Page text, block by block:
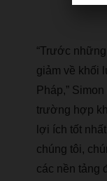
“Trước nhữ
giảm về khối l
Pháp,”Simon
trường hợp
ợi ích tốt nhấ
chúng tôi, chú
các nền tảng